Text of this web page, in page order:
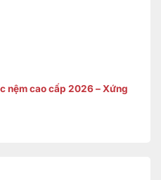
nệm cao cấp 2026 – Xứng